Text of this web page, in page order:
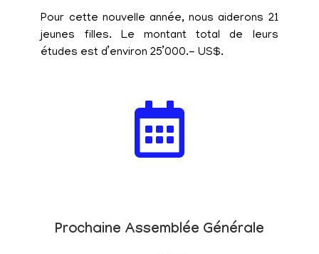
Pour cette nouvelle année, nous aiderons 21
jeunes filles. Le montant total de leurs
études est d’environ 25’000.- US$.
Prochaine Assemblée Générale